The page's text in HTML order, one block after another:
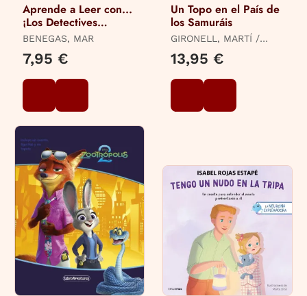
Aprende a Leer con...
¡Los Detectives
Zoopencos! 10. Pita la
Dinosauria
BENEGAS, MAR
7,95 €
Un Topo en el País de
los Samuráis
GIRONELL, MARTÍ /
13,95 €